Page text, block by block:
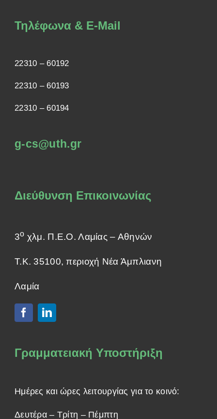
Τηλέφωνα & E-Mail
22310 – 60192
22310 – 60193
22310 – 60194
g-cs@uth.gr
Διεύθυνση Επικοινωνίας
3ο χλμ. Π.Ε.Ο. Λαμίας – Αθηνών
Τ.Κ. 35100, περιοχή Νέα Άμπλιανη
Λαμία
Γραμματειακή Υποστήριξη
Ημέρες και ώρες λειτουργίας για το κοινό:
Δευτέρα – Τρίτη – Πέμπτη